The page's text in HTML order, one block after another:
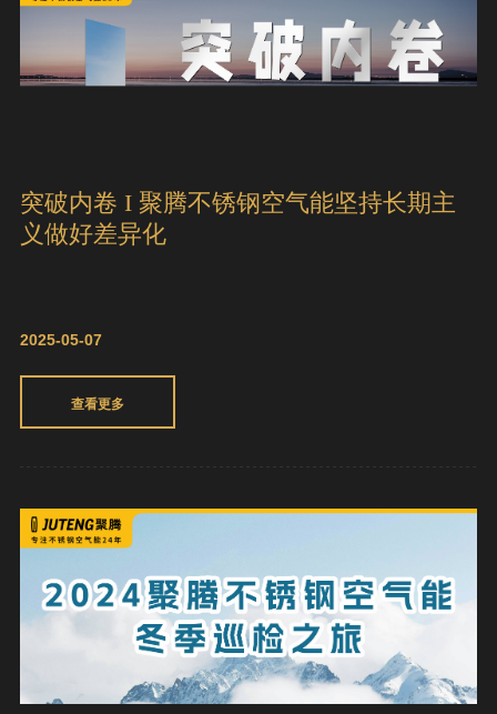
突破内卷 I 聚腾不锈钢空气能坚持长期主
义做好差异化
2025-05-07
查看更多